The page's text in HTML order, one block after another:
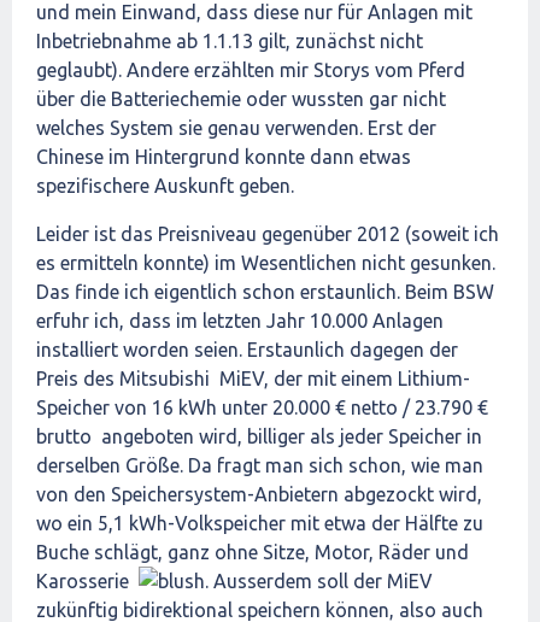
und mein Einwand, dass diese nur für Anlagen mit
Inbetriebnahme ab 1.1.13 gilt, zunächst nicht
geglaubt). Andere erzählten mir Storys vom Pferd
über die Batteriechemie oder wussten gar nicht
welches System sie genau verwenden. Erst der
Chinese im Hintergrund konnte dann etwas
spezifischere Auskunft geben.
Leider ist das Preisniveau gegenüber 2012 (soweit ich
es ermitteln konnte) im Wesentlichen nicht gesunken.
Das finde ich eigentlich schon erstaunlich. Beim BSW
erfuhr ich, dass im letzten Jahr 10.000 Anlagen
installiert worden seien. Erstaunlich dagegen der
Preis des Mitsubishi MiEV, der mit einem Lithium-
Speicher von 16 kWh unter 20.000 € netto / 23.790 €
brutto angeboten wird, billiger als jeder Speicher in
derselben Größe. Da fragt man sich schon, wie man
von den Speichersystem-Anbietern abgezockt wird,
wo ein 5,1 kWh-Volkspeicher mit etwa der Hälfte zu
Buche schlägt, ganz ohne Sitze, Motor, Räder und
Karosserie
. Ausserdem soll der MiEV
zukünftig bidirektional speichern können, also auch